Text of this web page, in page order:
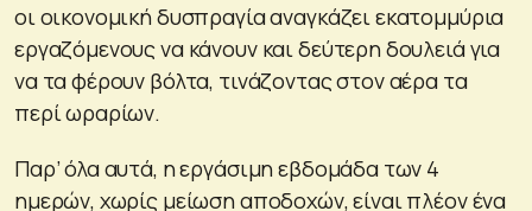
οι οικονομική δυσπραγία αναγκάζει εκατομμύρια
εργαζόμενους να κάνουν και δεύτερη δουλειά για
να τα φέρουν βόλτα, τινάζοντας στον αέρα τα
περί ωραρίων.
Παρ’ όλα αυτά, η εργάσιμη εβδομάδα των 4
ημερών, χωρίς μείωση αποδοχών, είναι πλέον ένα